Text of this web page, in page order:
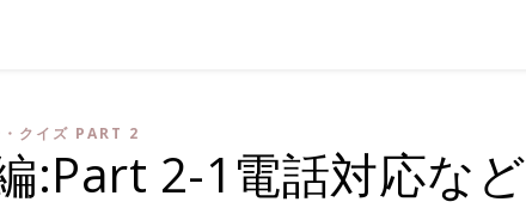
・クイズ PART 2
:Part 2-1電話対応など